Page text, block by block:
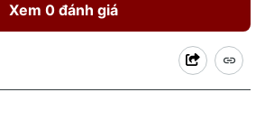
Xem 0 đánh giá